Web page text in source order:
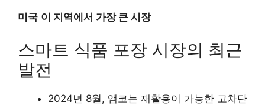
미국 이 지역에서 가장 큰 시장
스마트 식품 포장 시장의 최근
발전
2024년 8월, 앰코는 재활용이 가능한 고차단